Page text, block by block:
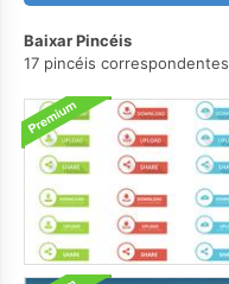
Baixar Pincéis
17 pincéis correspondentes